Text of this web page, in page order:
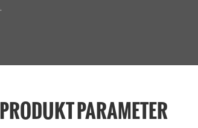
PRODUKT PARAMETER